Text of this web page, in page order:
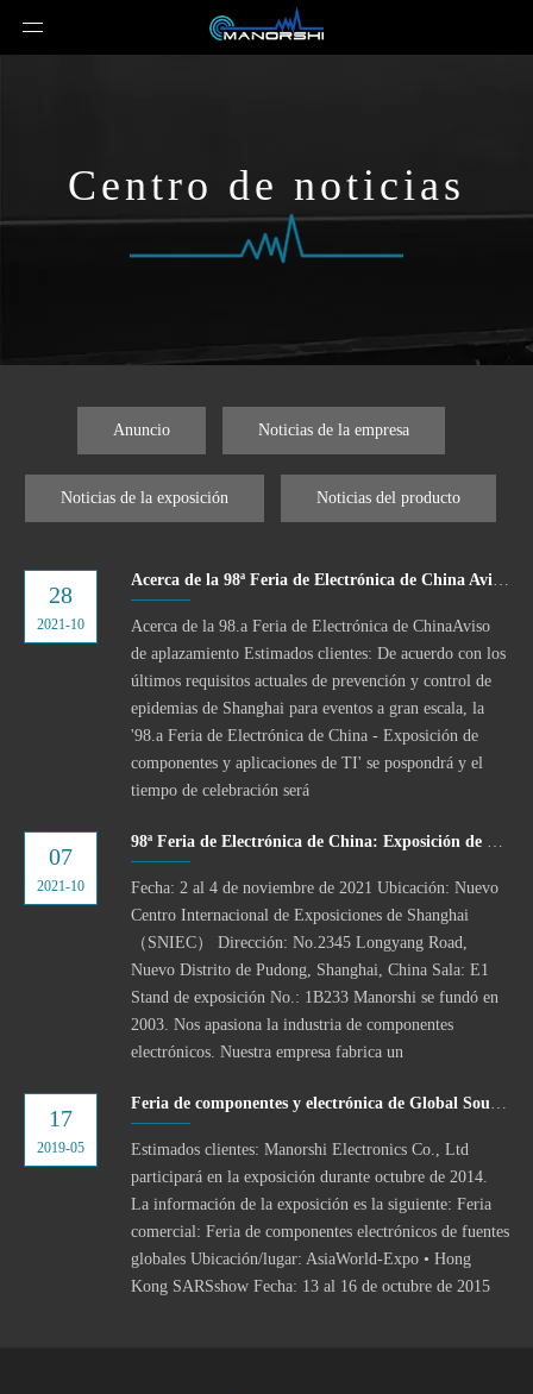
Centro de noticias
Anuncio Noticias de la empresa
Noticias de la exposición Noticias del producto
28
2021-10
Acerca de la 98ª Feria de Electrónica de China Aviso de aplazamiento
Acerca de la 98.a Feria de Electrónica de ChinaAviso
de aplazamiento Estimados clientes: De acuerdo con los
últimos requisitos actuales de prevención y control de
epidemias de Shanghai para eventos a gran escala, la
'98.a Feria de Electrónica de China - Exposición de
componentes y aplicaciones de TI' se pospondrá y el
tiempo de celebración será
07
2021-10
98ª Feria de Electrónica de China: Exposición de componentes y aplicaciones de TI
Fecha: 2 al 4 de noviembre de 2021 Ubicación: Nuevo
Centro Internacional de Exposiciones de Shanghai
（SNIEC） Dirección: No.2345 Longyang Road,
Nuevo Distrito de Pudong, Shanghai, China Sala: E1
Stand de exposición No.: 1B233 Manorshi se fundó en
2003. Nos apasiona la industria de componentes
electrónicos. Nuestra empresa fabrica un
17
2019-05
Feria de componentes y electrónica de Global Sources
Estimados clientes: Manorshi Electronics Co., Ltd
participará en la exposición durante octubre de 2014.
La información de la exposición es la siguiente: Feria
comercial: Feria de componentes electrónicos de fuentes
globales Ubicación/lugar: AsiaWorld-Expo • Hong
Kong SARSshow Fecha: 13 al 16 de octubre de 2015